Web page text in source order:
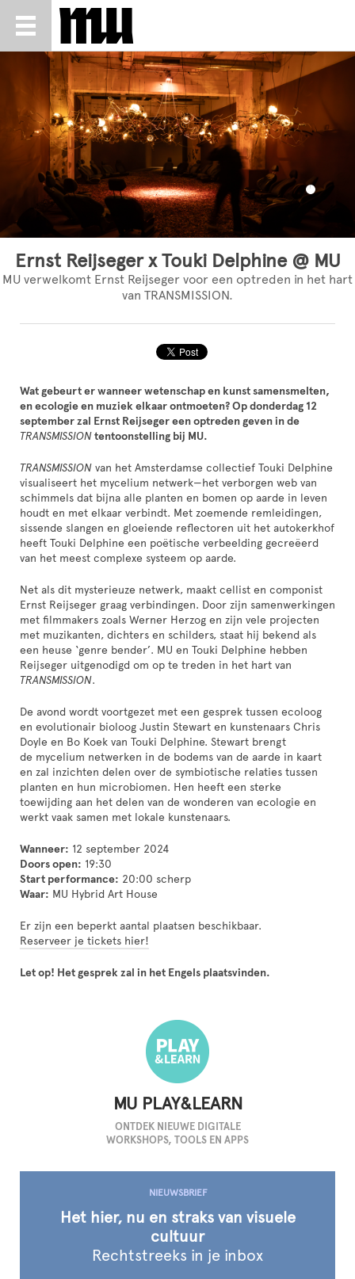
Ernst Reijseger x Touki Delphine @ MU
MU verwelkomt Ernst Reijseger voor een optreden in het hart
van TRANSMISSION.
Wat gebeurt er wanneer wetenschap en kunst samensmelten,
en ecologie en muziek elkaar ontmoeten?Op donderdag 12
september zal Ernst Reijseger een optreden geven in de
TRANSMISSIONtentoonstelling bij MU.
TRANSMISSION van het Amsterdamse collectief Touki Delphine
visualiseert het mycelium netwerk—het verborgen web van
schimmels dat bijna alle planten en bomen op aarde in leven
houdt en met elkaar verbindt. Met zoemende remleidingen,
sissende slangen en gloeiende reflectoren uit het autokerkhof
heeft Touki Delphine een poëtische verbeelding gecreëerd
van het meest complexe systeem op aarde.
Net als dit mysterieuze netwerk, maakt cellist en componist
Ernst Reijseger graag verbindingen. Door zijn samenwerkingen
met filmmakers zoals Werner Herzog en zijn vele projecten
met muzikanten, dichters en schilders, staat hij bekend als
een heuse ‘genre bender’. MU en Touki Delphine hebben
Reijseger uitgenodigd om op te treden in het hart van
TRANSMISSION.
De avond wordt voortgezet met een gesprek tussen ecoloog
en evolutionair bioloog Justin Stewart en kunstenaars Chris
Doyle en Bo Koek van Touki Delphine. Stewart brengt
de mycelium netwerken in de bodems van de aarde in kaart
en zal inzichten delen over de symbiotische relaties tussen
planten en hun microbiomen. Hen heeft een sterke
toewijding aan het delen van de wonderen van ecologie en
werkt vaak samen met lokale kunstenaars.
Wanneer: 12 september 2024
Doors open: 19:30
Start performance: 20:00 scherp
Waar: MU Hybrid Art House
Er zijn een beperkt aantal plaatsen beschikbaar.
Reserveer je tickets hier!
Let op! Het gesprek zal in het Engels plaatsvinden.
MU PLAY&LEARN
ONTDEK NIEUWE DIGITALE
WORKSHOPS, TOOLS EN APPS
NIEUWSBRIEF
Het hier, nu en straks van visuele
cultuur
Rechtstreeks in je inbox